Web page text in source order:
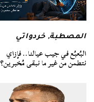
المصطبة,خردواتي
البُعبُع في جيب عيالنا.. فإزاي
نتطمن من غير ما نبقى مُخبرين؟